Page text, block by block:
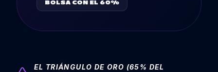
EL TRIÁNGULO DE ORO (65% DEL
BOLSA CON EL 60%